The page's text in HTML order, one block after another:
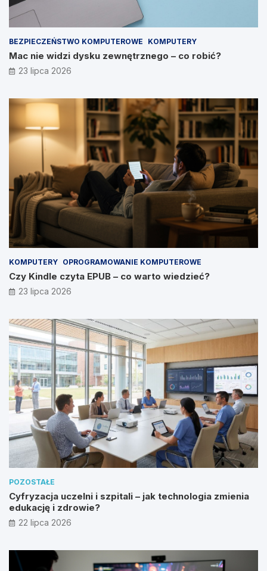
BEZPIECZEŃSTWO KOMPUTEROWE KOMPUTERY
Mac nie widzi dysku zewnętrznego – co robić?
23 lipca 2026
KOMPUTERY OPROGRAMOWANIE KOMPUTEROWE
Czy Kindle czyta EPUB – co warto wiedzieć?
23 lipca 2026
POZOSTAŁE
Cyfryzacja uczelni i szpitali – jak technologia zmienia
edukację i zdrowie?
22 lipca 2026